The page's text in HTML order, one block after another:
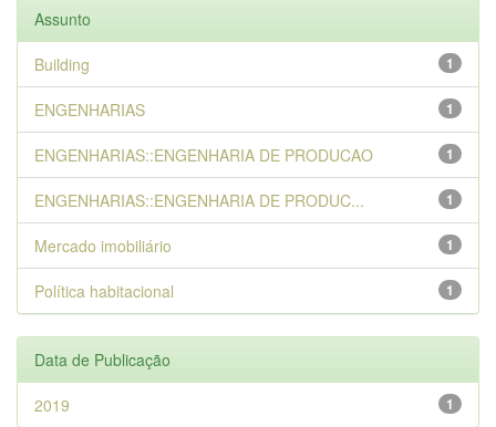
Assunto
1
Building
1
ENGENHARIAS
1
ENGENHARIAS::ENGENHARIA DE PRODUCAO
1
ENGENHARIAS::ENGENHARIA DE PRODUC...
1
Mercado imobiliário
1
Política habitacional
Data de Publicação
1
2019